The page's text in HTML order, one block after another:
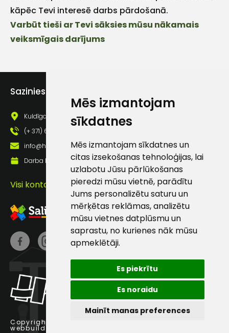
Mēs izmantojam
sīkdatnes
Mēs izmantojam sīkdatnes un
citas izsekošanas tehnoloģijas, lai
uzlabotu Jūsu pārlūkošanas
pieredzi mūsu vietnē, parādītu
Jums personalizētu saturu un
mērķētas reklāmas, analizētu
mūsu vietnes datplūsmu un
saprastu, no kurienes nāk mūsu
apmeklētāji.
Es piekrītu
Es noraidu
Mainīt manas preferences
kāpēc Tevi interesē darbs pārdošanā.
Varbūt tieši ar Tevi sāksies mūsu nākamais
veiksmīgais darījums
Copyright © 2025 Hards SIA.
webbuilding.lv
Sazinies ar mums
Kuldīgas iela 69a, Saldus, Saldus nov., LV - 3801
(+ 371) 63 881 186
info@hards.lv
Darba laiks: Darbadienās: 8:00 - 17:00
Visi kontakti
Sūtīt ziņojumu
Darbdienās:
8:00 – 17:00
(+371) 63 881
186
info@hards.lv